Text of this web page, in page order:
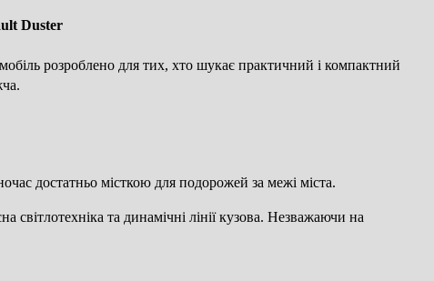
Duster
розроблено для тих, хто шукає практичний і компактний
достатньо місткою для подорожей за межі міста.
світлотехніка та динамічні лінії кузова. Незважаючи на